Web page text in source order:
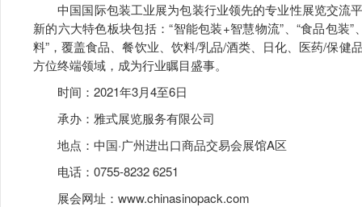
中国国际包装工业展为包装行业领先的专业性展览交流
新的六大特色板块包括：“智能包装+智慧物流”、“食品包装”
料”，覆盖食品、餐饮业、饮料/乳品/酒类、日化、医药/保
方位终端领域，成为行业瞩目盛事。
时间：2021年3月4至6日
承办：雅式展览服务有限公司
地点：中国·广州进出口商品交易会展馆A区
电话：0755-8232 6251
展会网址： www.chinasinopack.com